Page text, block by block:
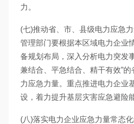
力。
(七)推动省、市、县级电力应急
管理部门要根据本区域电力企业
备规划布局，深入分析电力突发
兼结合、平急结合、精干有效”
力应急力量。重点推进电力企业
设，着力提升基层灾害应急避险
(八)落实电力企业应急力量常态